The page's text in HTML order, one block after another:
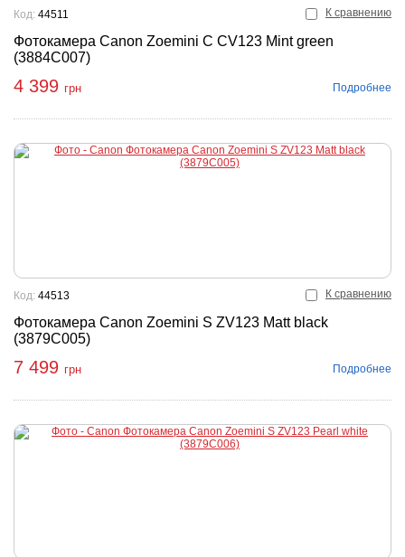
К сравнению
Фотокамера Canon Zoemini C CV123 Mint green
(3884C007)
Код: 44511
4 399 грн Подробнее
К сравнению
Фотокамера Canon Zoemini S ZV123 Matt black
(3879C005)
Код: 44513
7 499 грн Подробнее